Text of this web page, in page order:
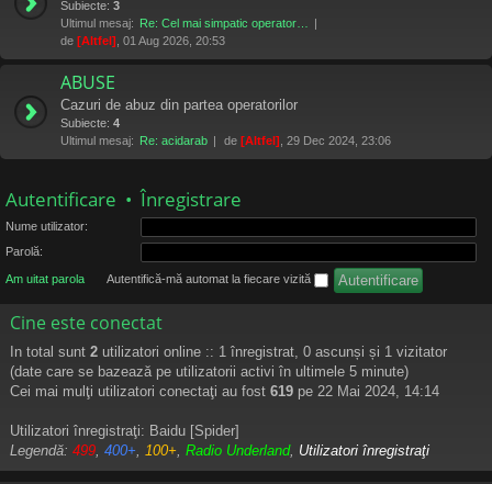
Subiecte: 3
Ultimul mesaj: Re: Cel mai simpatic operator…
de [Altfel] , 01 Aug 2026, 20:53
ABUSE
Cazuri de abuz din partea operatorilor
Subiecte: 4
Ultimul mesaj: Re: acidarab de [Altfel] , 29 Dec 2024, 23:06
Autentificare •Înregistrare
Nume utilizator:
Parolă:
Am uitat parola Autentifică-mă automat la fiecare vizită
Cine este conectat
In total sunt 2 utilizatori online :: 1 înregistrat, 0 ascunși și 1 vizitator
(date care se bazează pe utilizatorii activi în ultimele 5 minute)
Cei mai mulţi utilizatori conectaţi au fost 619 pe 22 Mai 2024, 14:14
Utilizatori înregistraţi: Baidu [Spider]
Legendă: 499, 400+, 100+, Radio Underland, Utilizatori înregistraţi